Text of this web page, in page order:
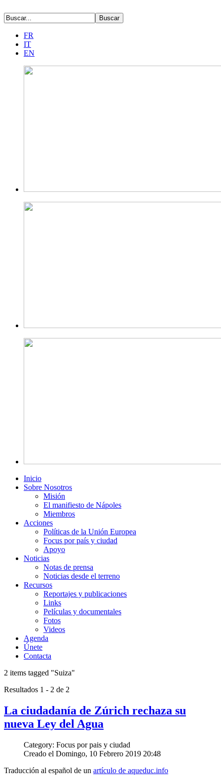
FR
IT
EN
Inicio
Sobre Nosotros
Misión
El manifiesto de Nápoles
Miembros
Acciones
Políticas de la Unión Europea
Focus por país y ciudad
Apoyo
Noticias
Notas de prensa
Noticias desde el terreno
Recursos
Reportajes y publicaciones
Links
Películas y documentales
Fotos
Videos
Agenda
Únete
Contacta
2 items tagged "Suiza"
Resultados 1 - 2 de 2
La ciudadanía de Zúrich rechaza su
nueva Ley del Agua
Category: Focus por pais y ciudad
Creado el Domingo, 10 Febrero 2019 20:48
Traducción al español de un artículo de aqueduc.info